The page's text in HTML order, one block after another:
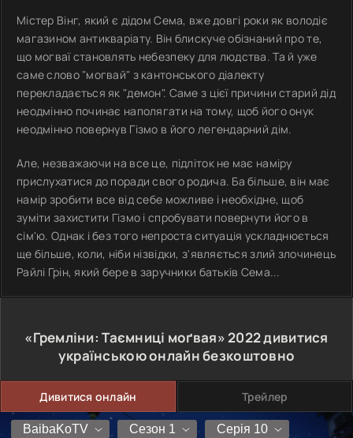
Містер Вінг, який є дідом Сема, вже довгі роки як володіє
магазином антикваріату. Він блискуче обізнаний про те,
що могваї становлять небезпеку для людства. Та й уже
саме слово "могвай" з кантонського діалекту
перекладається як "демон". Саме з цієї причини старий дід
неодмінно починає наполягати на тому, щоб його онук
неодмінно повернув Гізмо в його легендарний дім.
Але, незважаючи на все це, підліток не має наміру
прислухатися до поради свого родича. Ба більше, він має
намір зробити все від себе можливе і необхідне, щоб
зуміти захистити Гізмо і спробувати повернути його в
сім'ю. Однак і без того непроста ситуація ускладнюється
ще більше, коли, ніби нізвідки, з'являється злий злочинець
Райлі Грін, який бере в заручники батьків Сема...
«Гремліни: Таємниці моґвая»2022дивитися
українською онлайн безкоштовно
Дивитися онлайн Трейлер